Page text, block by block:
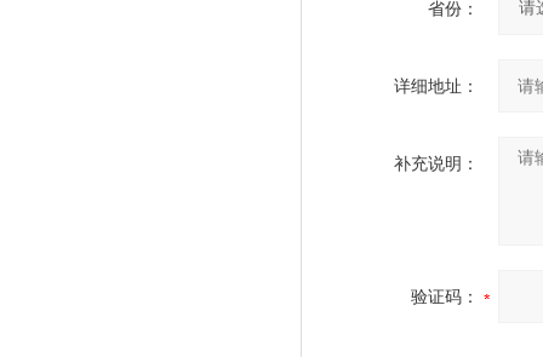
省份：
详细地址：
补充说明：
验证码：